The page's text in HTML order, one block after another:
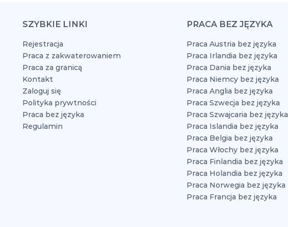
SZYBKIE LINKI
Rejestracja
Praca z zakwaterowaniem
Praca za granicą
Kontakt
Zaloguj się
Polityka prywtności
Praca bez języka
Regulamin
PRACA BEZ JĘZYKA
Praca Austria bez języka
Praca Irlandia bez języka
Praca Dania bez języka
Praca Niemcy bez języka
Praca Anglia bez języka
Praca Szwecja bez języka
Praca Szwajcaria bez języka
Praca Islandia bez języka
Praca Belgia bez języka
Praca Włochy bez języka
Praca Finlandia bez języka
Praca Holandia bez języka
Praca Norwegia bez języka
Praca Francja bez języka